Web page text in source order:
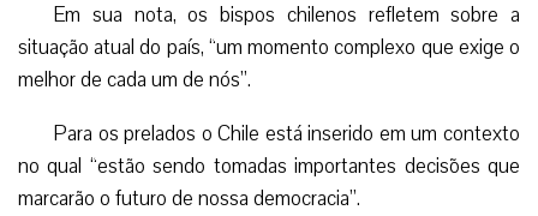
Em sua nota, os bispos chilenos refletem sobre a
situação atual do país, “um momento complexo que exige o
melhor de cada um de nós”.
Para os prelados o Chile está inserido em um contexto
no qual “estão sendo tomadas importantes decisões que
marcarão o futuro de nossa democracia”.